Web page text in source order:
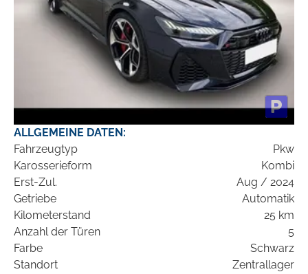
ALLGEMEINE DATEN:
Fahrzeugtyp
Pkw
Karosserieform
Kombi
Erst-Zul.
Aug / 2024
Getriebe
Automatik
Kilometerstand
25 km
Anzahl der Türen
5
Farbe
Schwarz
Standort
Zentrallager